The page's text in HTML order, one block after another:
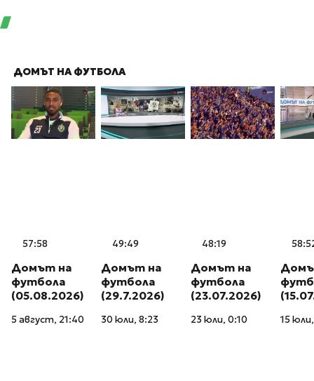
ДОМЪТ НА ФУТБОЛА
57:58
Домът на
футбола
(05.08.2026)
5 август, 21:40
49:49
Домът на
футбола
(29.7.2026)
30 юли, 8:23
48:19
Домът на
футбола
(23.07.2026)
23 юли, 0:10 15 юли,